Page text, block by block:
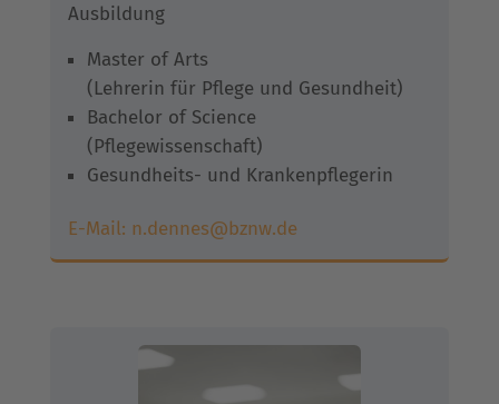
Ausbildung
Master of Arts
(Lehrerin für Pflege und Gesundheit)
Bachelor of Science
(Pflegewissenschaft)
Gesundheits- und Krankenpflegerin
E-Mail: n.dennes@bznw.de